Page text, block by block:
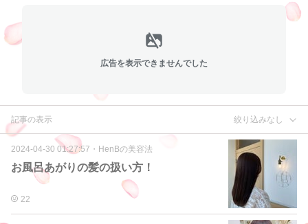
広告を表示できませんでした
記事の表示 絞り込みなし
2024-04-30 01:27:57 ・ HenBの美容法
お風呂あがりの髪の扱い方！
22